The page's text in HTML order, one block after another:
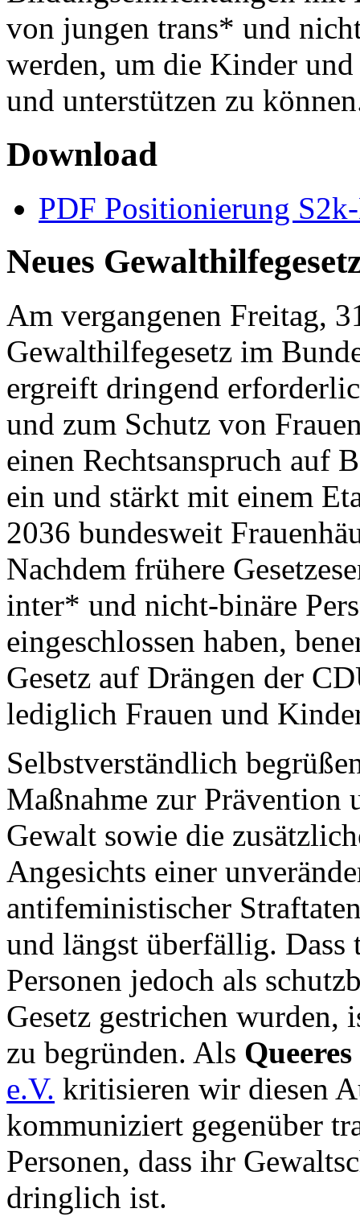
von jungen trans* und
werden, um die Kinder
und unterstützen zu
Download
PDF Positionierung
Neues
Am vergangenen Freitag,
Gewalthilfegesetz im
ergreift dringend
und zum Schutz von
einen Rechtsanspruch auf
ein und stärkt mit einem
2036 bundesweit
Nachdem frühere
inter* und nicht-binäre
eingeschlossen haben,
Gesetz auf Drängen der
lediglich Frauen und
Selbstverständlich
Maßnahme zur Prävention
Gewalt sowie die
Angesichts einer
antifeministischer
und längst überfällig.
Personen jedoch als
Gesetz gestrichen
zu begründen. Als
e.V. kritisieren wir diesen
kommuniziert gegenüber
Personen, dass ihr
dringlich ist.